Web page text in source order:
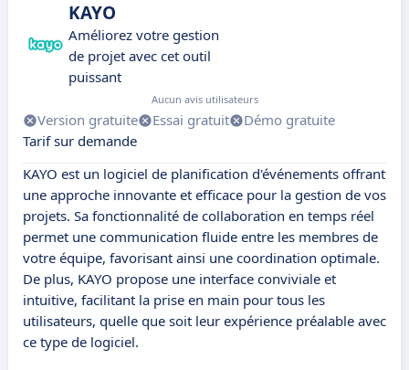
KAYO
Améliorez votre gestion
de projet avec cet outil
puissant
Aucun avis utilisateurs
Version gratuite Essai gratuit
Démo gratuite
Tarif sur demande
KAYO est un logiciel de planification d'événements offrant
une approche innovante et efficace pour la gestion de vos
projets. Sa fonctionnalité de collaboration en temps réel
permet une communication fluide entre les membres de
votre équipe, favorisant ainsi une coordination optimale.
De plus, KAYO propose une interface conviviale et
intuitive, facilitant la prise en main pour tous les
utilisateurs, quelle que soit leur expérience préalable avec
ce type de logiciel.